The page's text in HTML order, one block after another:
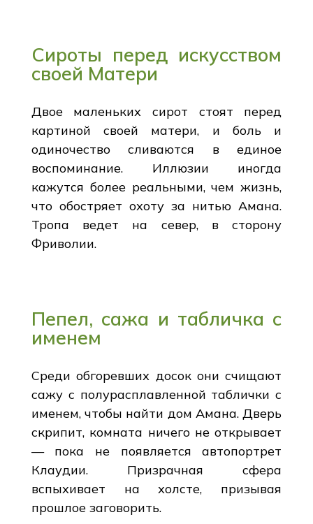
Сироты перед искусством
своей Матери
Двое маленьких сирот стоят перед
картиной своей матери, и боль и
одиночество сливаются в единое
воспоминание. Иллюзии иногда
кажутся более реальными, чем жизнь,
что обостряет охоту за нитью Амана.
Тропа ведет на север, в сторону
Фриволии.
Пепел, сажа и табличка с
именем
Среди обгоревших досок они счищают
сажу с полурасплавленной таблички с
именем, чтобы найти дом Амана. Дверь
скрипит, комната ничего не открывает
— пока не появляется автопортрет
Клаудии. Призрачная сфера
вспыхивает на холсте, призывая
прошлое заговорить.